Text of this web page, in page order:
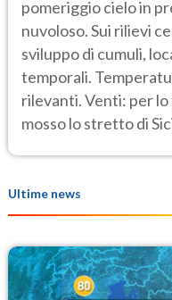
pomeriggio cielo in
nuvoloso. Sui rilievi
sviluppo di cumuli,
temporali.
rilevanti. Venti: per
mosso lo stretto di
Ultime news